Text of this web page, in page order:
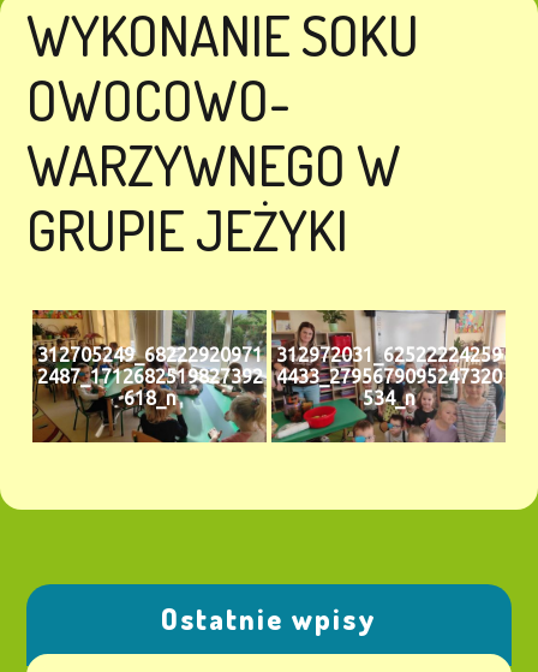
WYKONANIE SOKU
OWOCOWO-
WARZYWNEGO W
GRUPIE JEŻYKI
312705249_68222920971
2487_1712682519827392
618_n
312972031_62522224259
4433_2795679095247320
534_n
Ostatnie wpisy